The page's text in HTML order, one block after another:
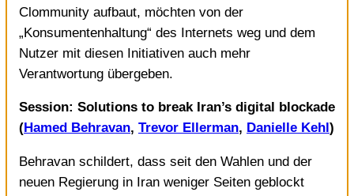
Clommunity aufbaut, möchten von der
„Konsumentenhaltung“ des Internets weg und dem
Nutzer mit diesen Initiativen auch mehr
Verantwortung übergeben.
Session: Solutions to break Iran’s digital blockade
(Hamed Behravan, Trevor Ellerman, Danielle Kehl )
Behravan schildert, dass seit den Wahlen und der
neuen Regierung in Iran weniger Seiten geblockt